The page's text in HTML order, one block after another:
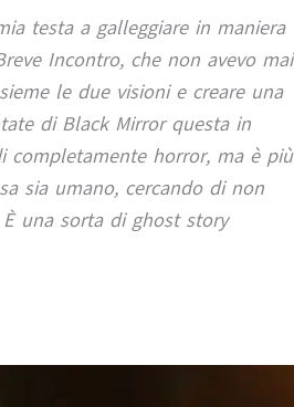
testa a galleggiare in maniera
Incontro, che non avevo mai
le due visioni e creare una
di Black Mirror questa in
completamente horror, ma è più
sia umano, cercando di non
una sorta di ghost story